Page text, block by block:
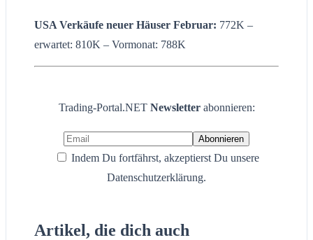
USA Verkäufe neuer Häuser Februar: 772K –
erwartet: 810K – Vormonat: 788K
Trading-Portal.NET Newsletter abonnieren:
Indem Du fortfährst, akzeptierst Du unsere
Datenschutzerklärung.
Artikel, die dich auch